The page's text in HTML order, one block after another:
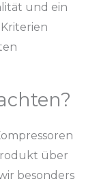
und ein
über
besonders